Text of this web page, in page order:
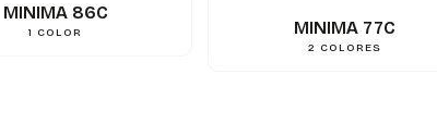
MINIMA 86C
1 COLOR MINIMA 77C
2 COLORES